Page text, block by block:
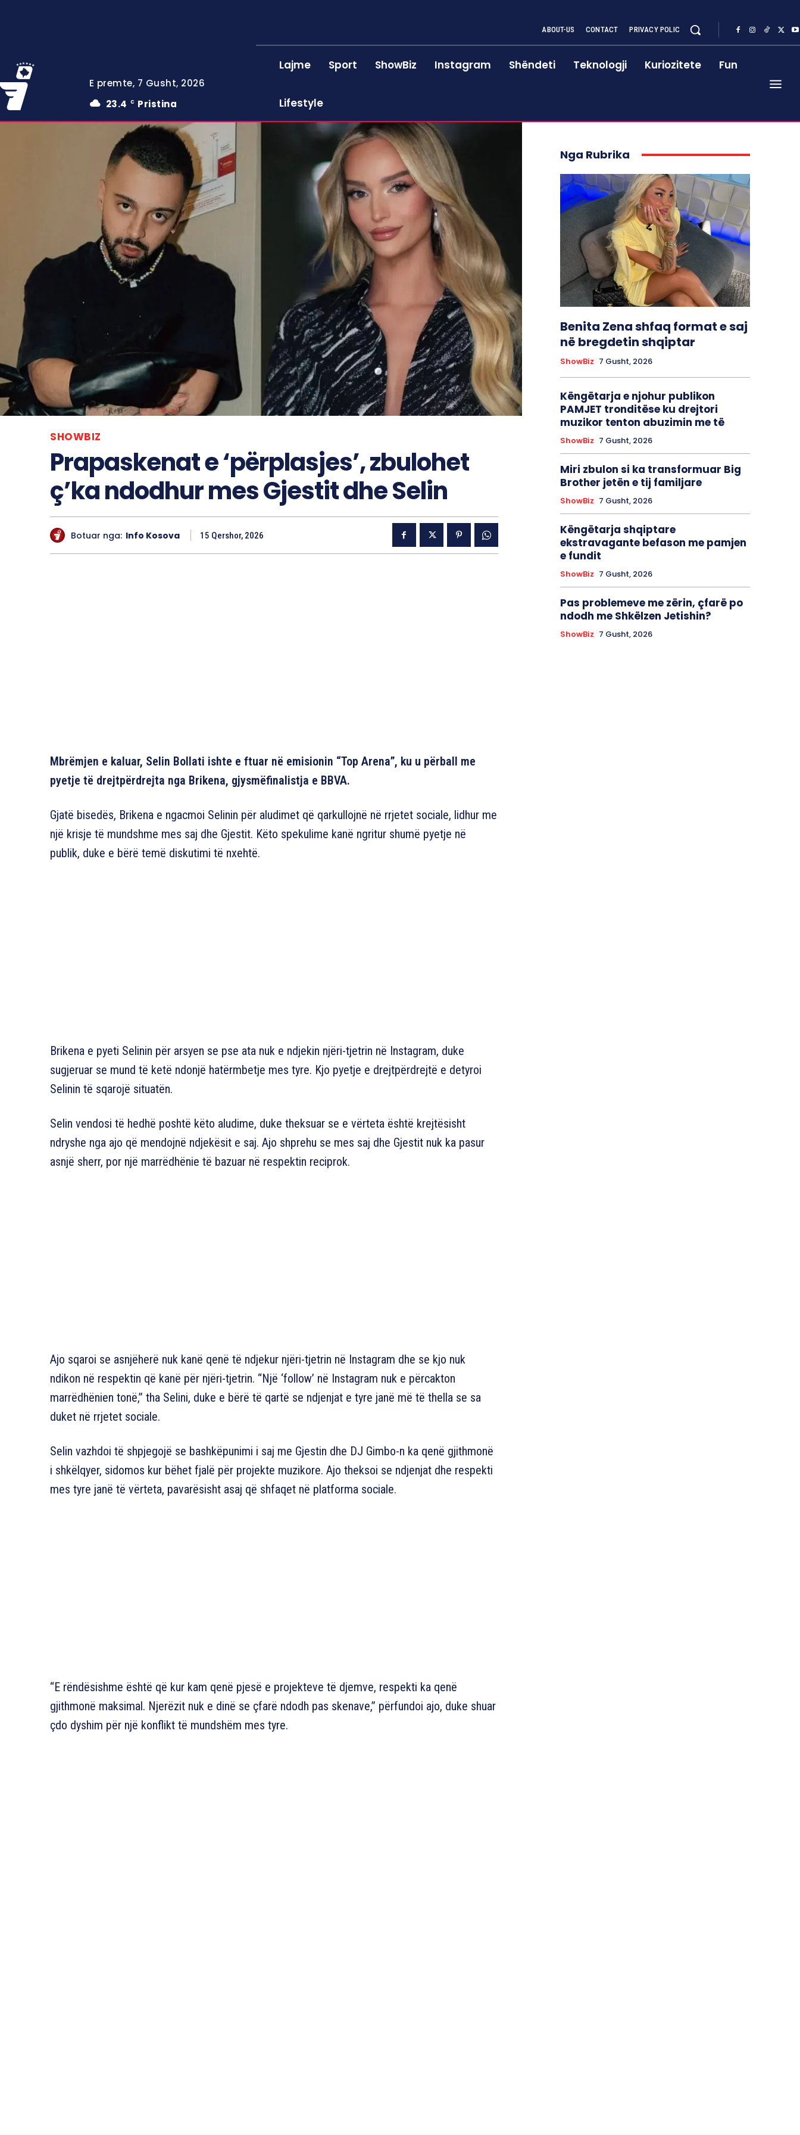
E premte, 7 Gusht, 2026
23.4
C Pristina
ABOUT-US CONTACT PRIVACY POLIC
Lajme Sport ShowBiz Instagram Shëndeti Teknologji Kuriozitete Fun
Lifestyle
SHOWBIZ
Prapaskenat e ‘përplasjes’, zbulohet
ç’ka ndodhur mes Gjestit dhe Selin
Botuar nga: Info Kosova 15 Qershor, 2026
Mbrëmjen e kaluar, Selin Bollati ishte e ftuar në emisionin “Top Arena”, ku u përball me
pyetje të drejtpërdrejta nga Brikena, gjysmëfinalistja e BBVA.
Gjatë bisedës, Brikena e ngacmoi Selinin për aludimet që qarkullojnë në rrjetet sociale, lidhur me
një krisje të mundshme mes saj dhe Gjestit. Këto spekulime kanë ngritur shumë pyetje në
publik, duke e bërë temë diskutimi të nxehtë.
Brikena e pyeti Selinin për arsyen se pse ata nuk e ndjekin njëri-tjetrin në Instagram, duke
sugjeruar se mund të ketë ndonjë hatërmbetje mes tyre. Kjo pyetje e drejtpërdrejtë e detyroi
Selinin të sqarojë situatën.
Selin vendosi të hedhë poshtë këto aludime, duke theksuar se e vërteta është krejtësisht
ndryshe nga ajo që mendojnë ndjekësit e saj. Ajo shprehu se mes saj dhe Gjestit nuk ka pasur
asnjë sherr, por një marrëdhënie të bazuar në respektin reciprok.
Ajo sqaroi se asnjëherë nuk kanë qenë të ndjekur njëri-tjetrin në Instagram dhe se kjo nuk
ndikon në respektin që kanë për njëri-tjetrin. “Një ‘follow’ në Instagram nuk e përcakton
marrëdhënien tonë,” tha Selini, duke e bërë të qartë se ndjenjat e tyre janë më të thella se sa
duket në rrjetet sociale.
Selin vazhdoi të shpjegojë se bashkëpunimi i saj me Gjestin dhe DJ Gimbo-n ka qenë gjithmonë
i shkëlqyer, sidomos kur bëhet fjalë për projekte muzikore. Ajo theksoi se ndjenjat dhe respekti
mes tyre janë të vërteta, pavarësisht asaj që shfaqet në platforma sociale.
“E rëndësishme është që kur kam qenë pjesë e projekteve të djemve, respekti ka qenë
gjithmonë maksimal. Njerëzit nuk e dinë se çfarë ndodh pas skenave,” përfundoi ajo, duke shuar
çdo dyshim për një konflikt të mundshëm mes tyre.
Nga Rubrika
Benita Zena shfaq format e saj
në bregdetin shqiptar
ShowBiz 7 Gusht, 2026
Këngëtarja e njohur publikon
PAMJET tronditëse ku drejtori
muzikor tenton abuzimin me të
ShowBiz 7 Gusht, 2026
Miri zbulon si ka transformuar Big
Brother jetën e tij familjare
ShowBiz 7 Gusht, 2026
Këngëtarja shqiptare
ekstravagante befason me pamjen
e fundit
ShowBiz 7 Gusht, 2026
Pas problemeve me zërin, çfarë po
ndodh me Shkëlzen Jetishin?
ShowBiz 7 Gusht, 2026